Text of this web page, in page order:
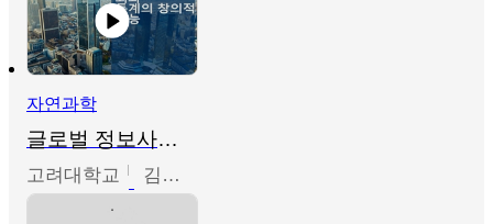
자연과학
글로벌 정보사회와 통계의 창의적 기능
고려대학교 김희영